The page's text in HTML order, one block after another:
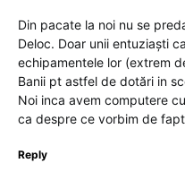
Din pacate la noi nu se
Deloc. Doar unii entuziaști
echipamentele lor (extrem
Banii pt astfel de dotări in
Noi inca avem computere
ca despre ce vorbim de
Reply